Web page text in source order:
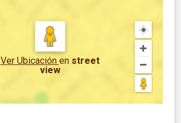
Ver Ubicación en street
view